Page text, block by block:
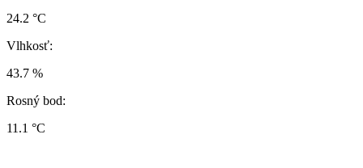
24.2 °C
Vlhkosť:
43.7 %
Rosný bod:
11.1 °C